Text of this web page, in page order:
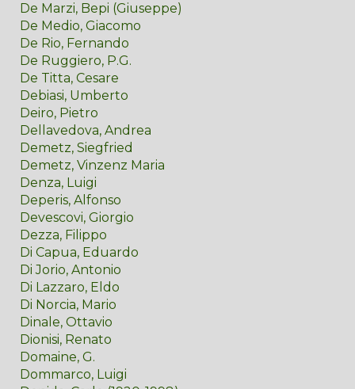
De Marzi, Bepi (Giuseppe)
De Medio, Giacomo
De Rio, Fernando
De Ruggiero, P.G.
De Titta, Cesare
Debiasi, Umberto
Deiro, Pietro
Dellavedova, Andrea
Demetz, Siegfried
Demetz, Vinzenz Maria
Denza, Luigi
Deperis, Alfonso
Devescovi, Giorgio
Dezza, Filippo
Di Capua, Eduardo
Di Jorio, Antonio
Di Lazzaro, Eldo
Di Norcia, Mario
Dinale, Ottavio
Dionisi, Renato
Domaine, G.
Dommarco, Luigi